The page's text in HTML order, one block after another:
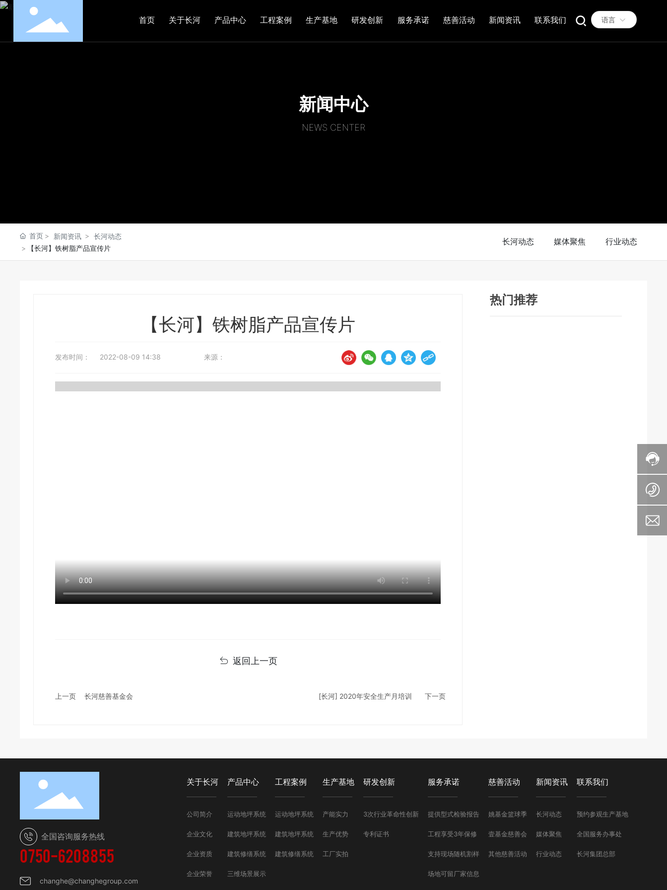
首页 关于长河 产品中心 工程案例 生产基地 研发创新 服务承诺 慈善活动 新闻资讯 联系我们 语言
新闻中心
NEWS CENTER
首页 新闻资讯
长河动态
【长河】铁树脂产品宣传片
长河动态 媒体聚焦 行业动态
【长河】铁树脂产品宣传片
发布时间： 2022-08-09 14:38 来源：
返回上一页
上一页 长河慈善基金会 [长河] 2020年安全生产月培训 下一页
热门推荐
全国咨询服务热线
0750-6208855
changhe@changhegroup.com
关于长河
公司简介
企业文化
企业资质
企业荣誉
产品中心
运动地坪系统
建筑地坪系统
建筑修缮系统
三维场景展示
工程案例
运动地坪系统
建筑地坪系统
建筑修缮系统
生产基地
产能实力
生产优势
工厂实拍
研发创新
3次行业革命性创新
专利证书
服务承诺
提供型式检验报告
工程享受3年保修
支持现场随机割样
场地可留厂家信息
慈善活动
姚基金篮球季
壹基金慈善会
其他慈善活动
新闻资讯
长河动态
媒体聚焦
行业动态
联系我们
预约参观生产基地
全国服务办事处
长河集团总部